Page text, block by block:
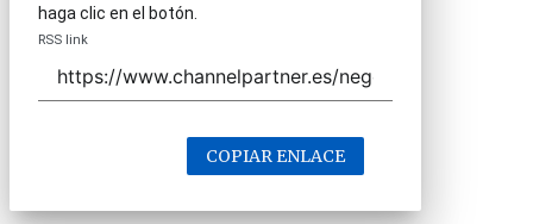
haga clic en el botón.
RSS link
COPIAR ENLACE